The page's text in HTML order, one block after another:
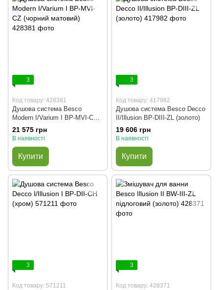
3
Код товару: 428381
Душова система Besco
Modern I/Varium I BP-MVI-CZ
(чорний матовий)
21 575 грн
В наявності
Купити
3
Код товару: 417982
Душова система Besco Decco
II/Illusion BP-DIII-ZL (золото)
19 606 грн
В наявності
Купити
3
Код товару: 571211
3
Код товару: 428371